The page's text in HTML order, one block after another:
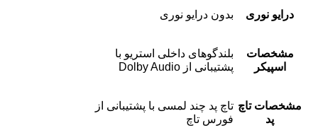
درایو نوری بدون درایو نوری
مشخصات
اسپیکر
بلندگوهای داخلی استریو با
پشتیبانی از Dolby Audio
مشخصات تاچ
پد
تاچ پد چند لمسی با پشتیبانی از
فورس تاچ